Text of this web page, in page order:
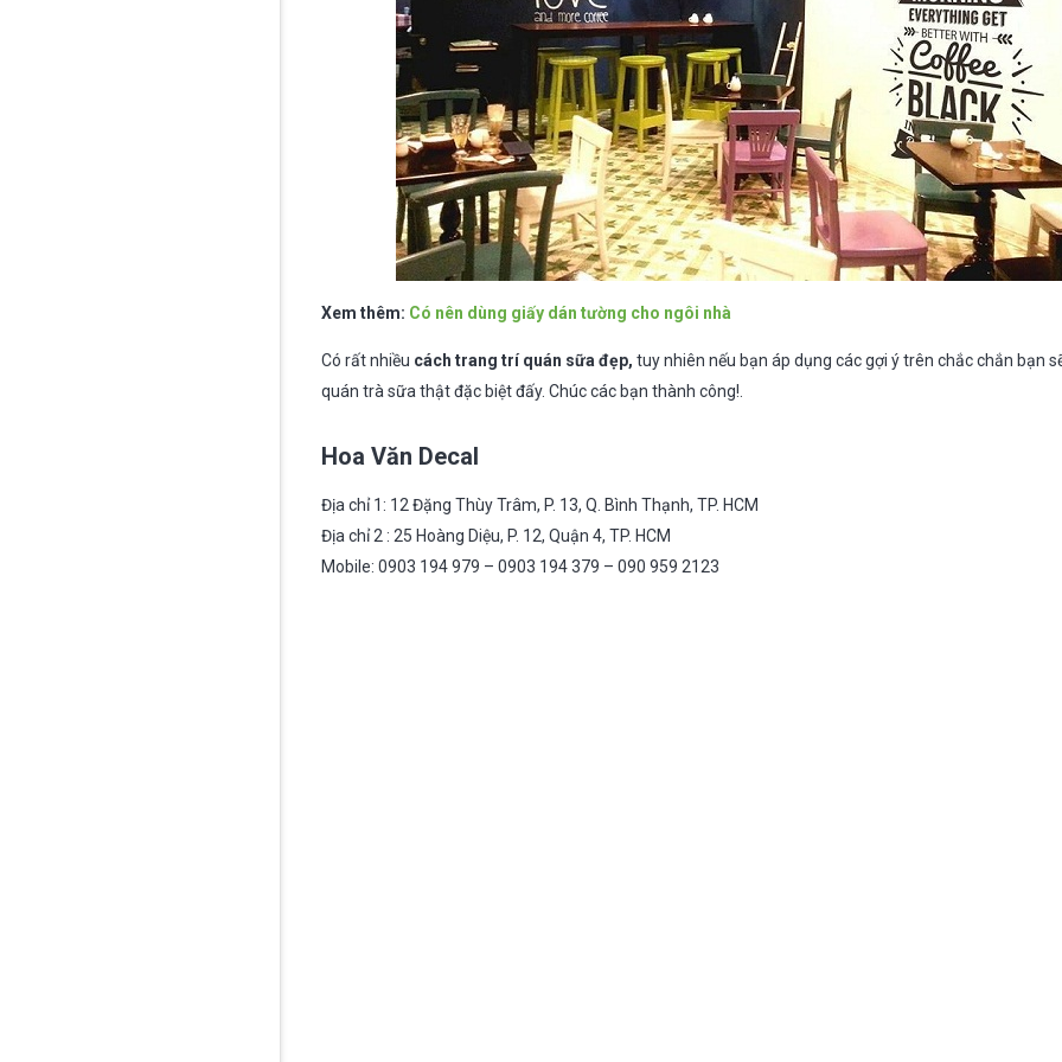
Xem thêm: Có nên dùng giấy dán tường cho ngôi nhà
Có rất nhiều cách trang trí quán sữa đẹp, tuy nhiên nếu bạn áp dụng các gợi ý trên chắc chắn bạn
quán trà sữa thật đặc biệt đấy. Chúc các bạn thành công!.
Hoa Văn Decal
Địa chỉ 1: 12 Đặng Thùy Trâm, P. 13, Q. Bình Thạnh, TP. HCM
Địa chỉ 2 : 25 Hoàng Diệu, P. 12, Quận 4, TP. HCM
Mobile: 0903 194 979 – 0903 194 379 – 090 959 2123